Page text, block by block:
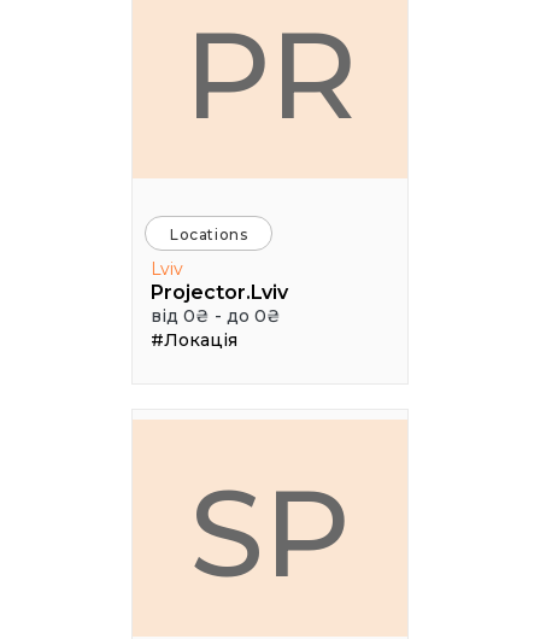
PR
Locations
Lviv
Projector.Lviv
від 0₴ - до 0₴
#Локація
SP